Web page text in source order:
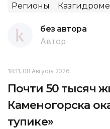
Регионы
без автора
Автор
18:11, 08 Августа 2026
Почти 50 тысяч
Каменогорска
тупике»